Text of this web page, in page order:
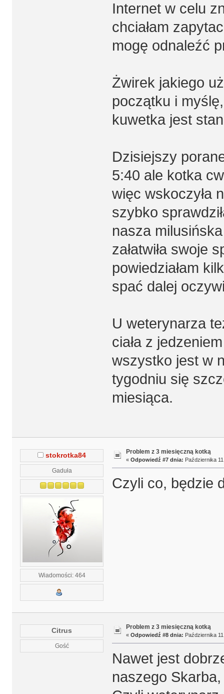
Internet w celu
chciałam
mogę odnaleźć
Żwirek jakiego
początku i
kuwetka jest
Dzisiejszy
5:40 ale kotka
więc wskoczyła
szybko
nasza
załatwiła swoje
powiedziałam
spać dalej
U weterynarza
ciała z
wszystko jest w
tygodniu się
miesiąca.
stokrotka84
Gaduła
Wiadomości: 464
Problem z 3 miesięczną kotką
« Odpowiedź #7 dnia: Października
Czyli co, będzie
Citrus
Gość
Problem z 3 miesięczną kotką
« Odpowiedź #8 dnia: Października
Nawet jest
naszego